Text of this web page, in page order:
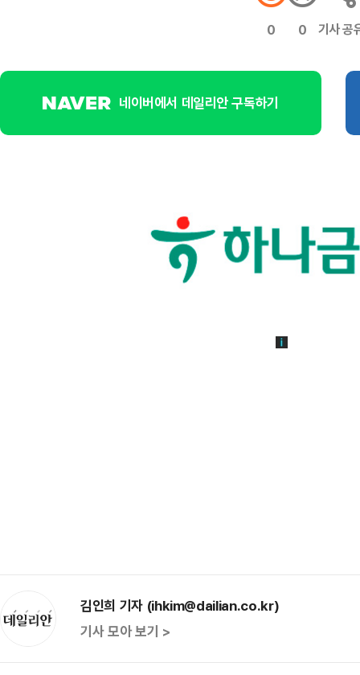
0 0 기사 공
네이버에서 데일리안 구독하기
김인희 기자 (ihkim@dailian.co.kr)
기사 모아 보기 >